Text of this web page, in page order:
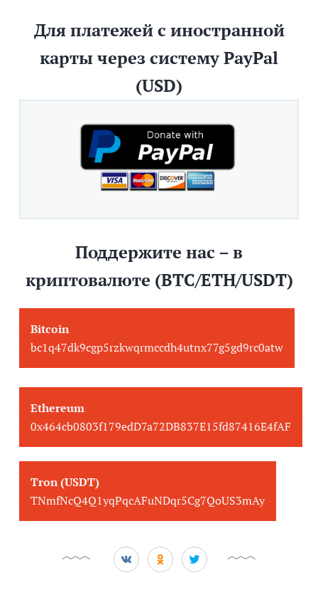
Для платежей с иностранной
карты через систему PayPal
(USD)
Поддержите нас – в
криптовалюте (BTC/ETH/USDT)
Bitcoin
bc1q47dk9cgp5rzkwqrmccdh4utnx77g5gd9rc0atw
Ethereum
0x464cb0803f179edD7a72DB837E15fd87416E4fAF
Tron (USDT)
TNmfNcQ4Q1yqPqcAFuNDqr5Cg7QoUS3mAy